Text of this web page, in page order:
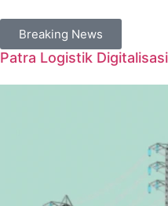
Breaking News
Patra Logistik